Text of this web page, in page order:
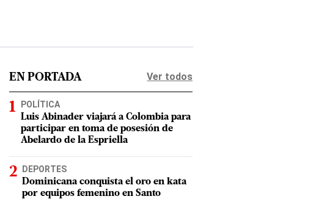
EN PORTADA Ver todos
POLÍTICA
Luis Abinader viajará a Colombia para
participar en toma de posesión de
Abelardo de la Espriella
DEPORTES
Dominicana conquista el oro en kata
por equipos femenino en Santo